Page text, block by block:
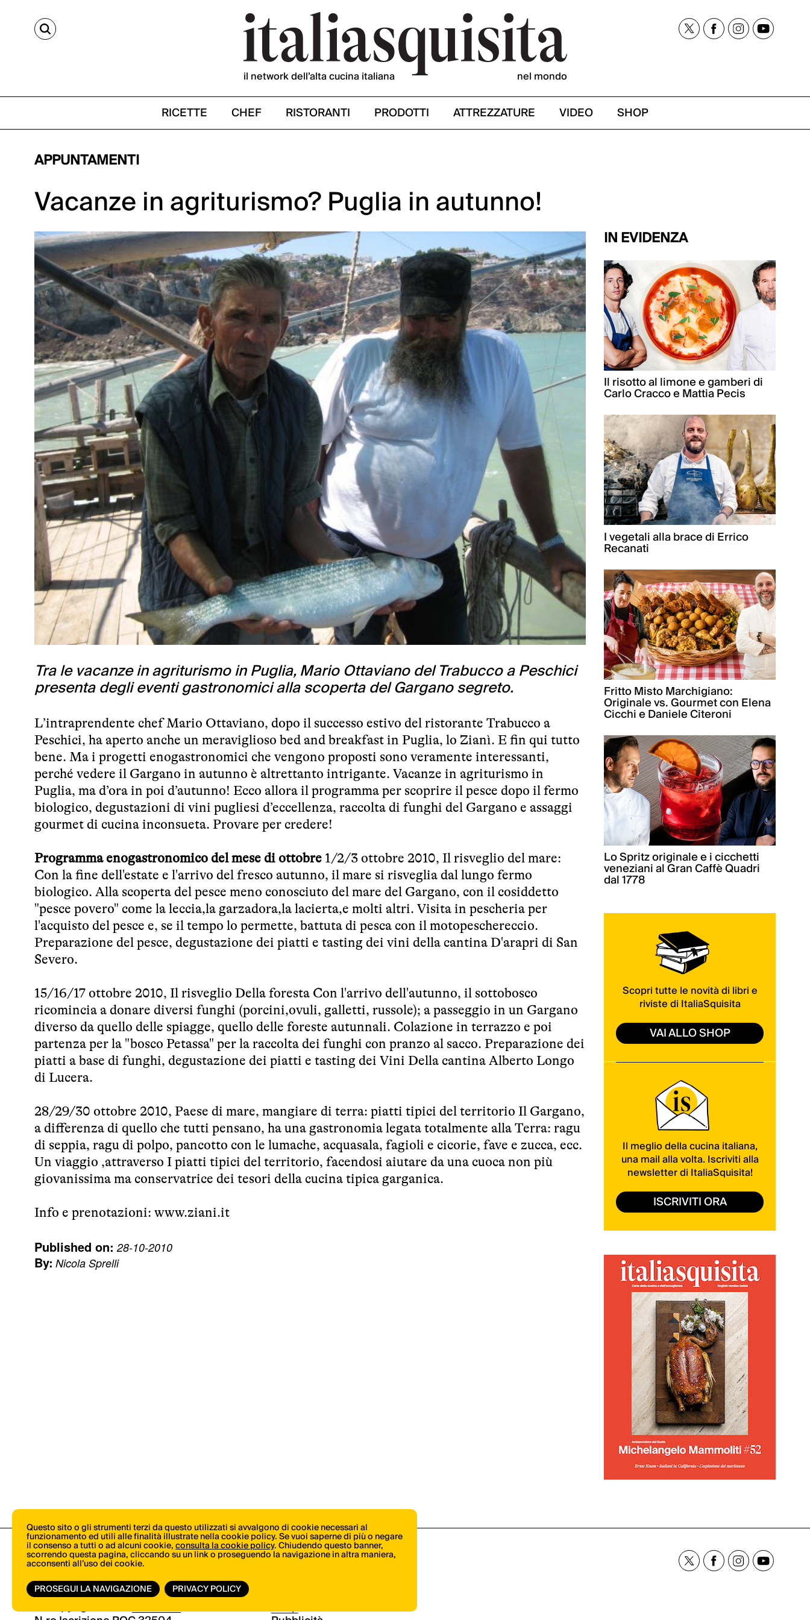
CERCA
il network dell’alta cucina italiana nel mondo
RICETTE CHEF RISTORANTI PRODOTTI ATTREZZATURE VIDEO SHOP
APPUNTAMENTI
Vacanze in agriturismo? Puglia in autunno!
Tra le vacanze in agriturismo in Puglia, Mario Ottaviano del Trabucco a Peschici
presenta degli eventi gastronomici alla scoperta del Gargano segreto.
L’intraprendente chef Mario Ottaviano, dopo il successo estivo del ristorante Trabucco a
Peschici, ha aperto anche un meraviglioso bed and breakfast in Puglia, lo Zianì. E fin qui tutto
bene. Ma i progetti enogastronomici che vengono proposti sono veramente interessanti,
perché vedere il Gargano in autunno è altrettanto intrigante. Vacanze in agriturismo in
Puglia, ma d’ora in poi d’autunno! Ecco allora il programma per scoprire il pesce dopo il fermo
biologico, degustazioni di vini pugliesi d’eccellenza, raccolta di funghi del Gargano e assaggi
gourmet di cucina inconsueta. Provare per credere!
Programma enogastronomico del mese di ottobre 1/2/3 ottobre 2010, Il risveglio del mare:
Con la fine dell'estate e l'arrivo del fresco autunno, il mare si risveglia dal lungo fermo
biologico. Alla scoperta del pesce meno conosciuto del mare del Gargano, con il cosiddetto
"pesce povero" come la leccia,la garzadora,la lacierta,e molti altri. Visita in pescheria per
l'acquisto del pesce e, se il tempo lo permette, battuta di pesca con il motopeschereccio.
Preparazione del pesce, degustazione dei piatti e tasting dei vini della cantina D'arapri di San
Severo.
15/16/17 ottobre 2010, Il risveglio Della foresta Con l'arrivo dell'autunno, il sottobosco
ricomincia a donare diversi funghi (porcini,ovuli, galletti, russole); a passeggio in un Gargano
diverso da quello delle spiagge, quello delle foreste autunnali. Colazione in terrazzo e poi
partenza per la "bosco Petassa" per la raccolta dei funghi con pranzo al sacco. Preparazione dei
piatti a base di funghi, degustazione dei piatti e tasting dei Vini Della cantina Alberto Longo
di Lucera.
28/29/30 ottobre 2010, Paese di mare, mangiare di terra: piatti tipici del territorio Il Gargano,
a differenza di quello che tutti pensano, ha una gastronomia legata totalmente alla Terra: ragu
di seppia, ragu di polpo, pancotto con le lumache, acquasala, fagioli e cicorie, fave e zucca, ecc.
Un viaggio ,attraverso I piatti tipici del territorio, facendosi aiutare da una cuoca non più
giovanissima ma conservatrice dei tesori della cucina tipica garganica.
Info e prenotazioni: www.ziani.it
Published on: 28-10-2010
By: Nicola Sprelli
IN EVIDENZA
Il risotto al limone e gamberi di
Carlo Cracco e Mattia Pecis
I vegetali alla brace di Errico
Recanati
Fritto Misto Marchigiano:
Originale vs. Gourmet con Elena
Cicchi e Daniele Citeroni
Lo Spritz originale e i cicchetti
veneziani al Gran Caffè Quadri
dal 1778
Scopri tutte le novità di libri e
riviste di ItaliaSquisita
VAI ALLO SHOP
Il meglio della cucina italiana,
una mail alla volta. Iscriviti alla
newsletter di ItaliaSquisita!
ISCRIVITI ORA
© Copyright 2026.Vertical.it Shop
Questo sito o gli strumenti terzi da questo utilizzati si avvalgono di cookie necessari al
funzionamento ed utili alle finalità illustrate nella cookie policy. Se vuoi saperne di più o negare
il consenso a tutti o ad alcuni cookie,consulta la cookie policy. Chiudendo questo banner,
scorrendo questa pagina, cliccando su un link o proseguendo la navigazione in altra maniera,
acconsenti all’uso dei cookie.
PROSEGUI LA NAVIGAZIONE
PRIVACY POLICY